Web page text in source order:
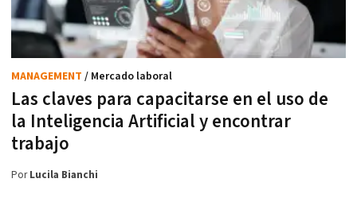
Las claves para capacitarse en el uso de
la Inteligencia Artificial y encontrar
trabajo
MANAGEMENT / Mercado laboral
PorLucila Bianchi